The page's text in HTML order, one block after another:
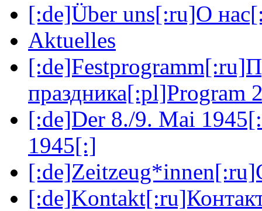
[:de]Über uns[:ru]О
Aktuelles
праздника[:pl]Program
[:de]Der 8./9. Mai
1945[:]